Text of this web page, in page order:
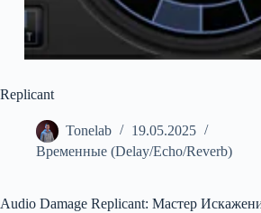
Replicant
Tonelab
19.05.2025
Временные (Delay/Echo/Reverb)
Audio Damage Replicant: Мастер